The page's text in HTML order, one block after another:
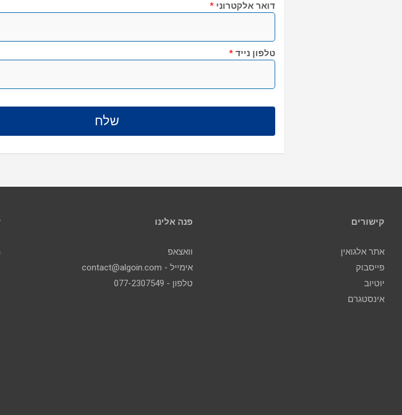
דואר אלקטרוני *
טלפון נייד *
קישורים
אתר אלגואין
פייסבוק
יוטיוב
אינסטגרם
פנה אלינו
וואצאפ
אימייל - contact@algoin.com
טלפון - 077-2307549